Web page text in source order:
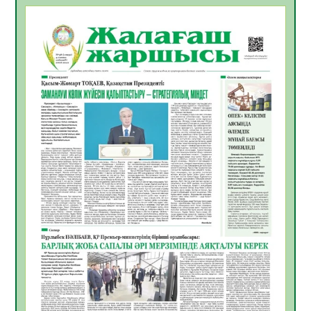
БАСТАР ЖАУАПТЫ ТАҢДАУ
06.08.2026
Инфекциялық ауруларға қарсы иммундау
жұмыстарының тиімділігі
06.08.2026
55
Көкжөтел ауруы туралы
06.08.2026
53
АПВ вакцинасы туралы мәлімет
06.08.2026
53
Open Air: Қызылорда облысы полиция
департаменті 20 мыңнан астам
көрерменнің қауіпсіздігін қамтамасыз етті
06.08.2026
64
ҚЫЗЫЛОРДАДА «САНАЛЫ ҰРПАҚ –
ЖАРҚЫН БОЛАШАҚ» АТТЫ КЕҢЕЙТІЛГЕН
МӘЖІЛІС ӨТТІ